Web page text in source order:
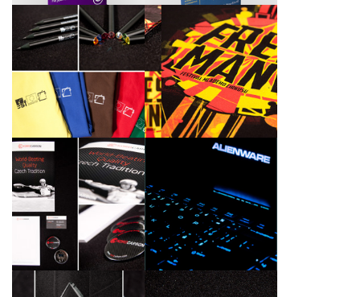
Barevné reklamní
živočišné fyziologie a
genetiky ČSAV
Propagační materiály
pro CVČ Lužánky
LeGrando FREŠ
MANÉŽ
Návrhy a zhotovení
materiálů pro
společnost KORDÁRNA
Plus a.s.
herního notebooku
Alienware 18 pro
dokonalé herní zážitky